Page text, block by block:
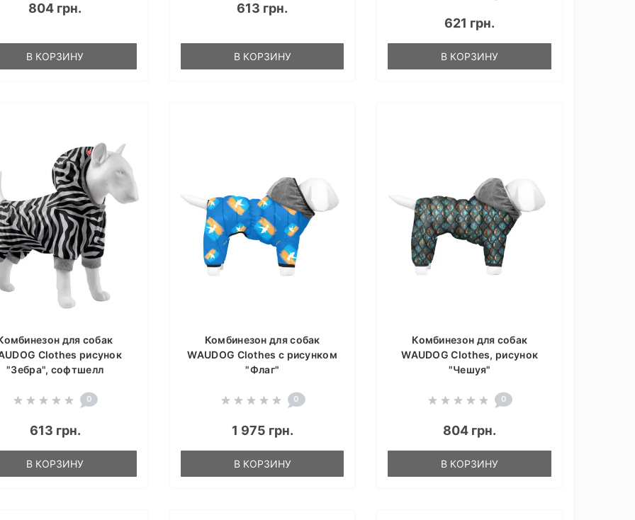
804 грн.
В КОРЗИНУ
613 грн.
В КОРЗИНУ
621 грн.
В КОРЗИНУ
для собак
Clothes рисунок
"Зебра", софтшелл
0
613 грн.
В КОРЗИНУ
Комбинезон для собак
WAUDOG Clothes с рисунком
"Флаг"
0
1 975 грн.
В КОРЗИНУ
Комбинезон для собак
WAUDOG Clothes, рисунок
"Чешуя"
0
804 грн.
В КОРЗИНУ